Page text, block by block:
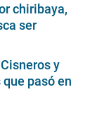
chiribaya,
ser
y
pasó en